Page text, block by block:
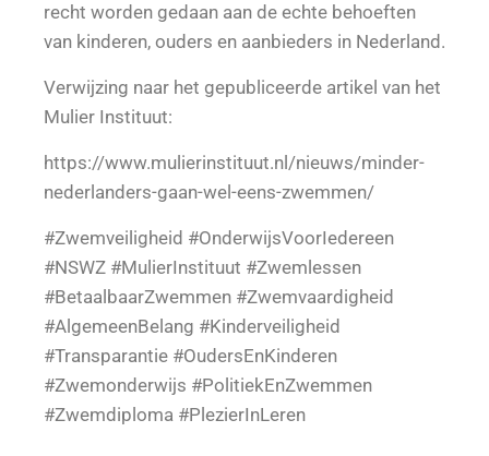
recht worden gedaan aan de echte behoeften
van kinderen, ouders en aanbieders in Nederland.
Verwijzing naar het gepubliceerde artikel van het
Mulier Instituut:
https://www.mulierinstituut.nl/nieuws/minder-
nederlanders-gaan-wel-eens-zwemmen/
#Zwemveiligheid #OnderwijsVoorIedereen
#NSWZ #MulierInstituut #Zwemlessen
#BetaalbaarZwemmen #Zwemvaardigheid
#AlgemeenBelang #Kinderveiligheid
#Transparantie #OudersEnKinderen
#Zwemonderwijs #PolitiekEnZwemmen
#Zwemdiploma #PlezierInLeren